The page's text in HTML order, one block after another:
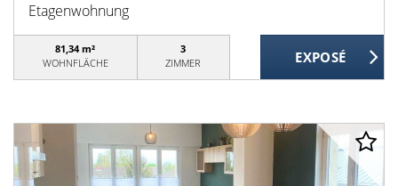
Etagenwohnung
81,34 m²
WOHNFLÄCHE
3
ZIMMER